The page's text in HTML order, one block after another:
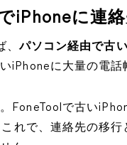
iPhoneに連
、パソコン経由で古
iPhoneに大量の電
FoneToolで古い
れで、連絡先の移